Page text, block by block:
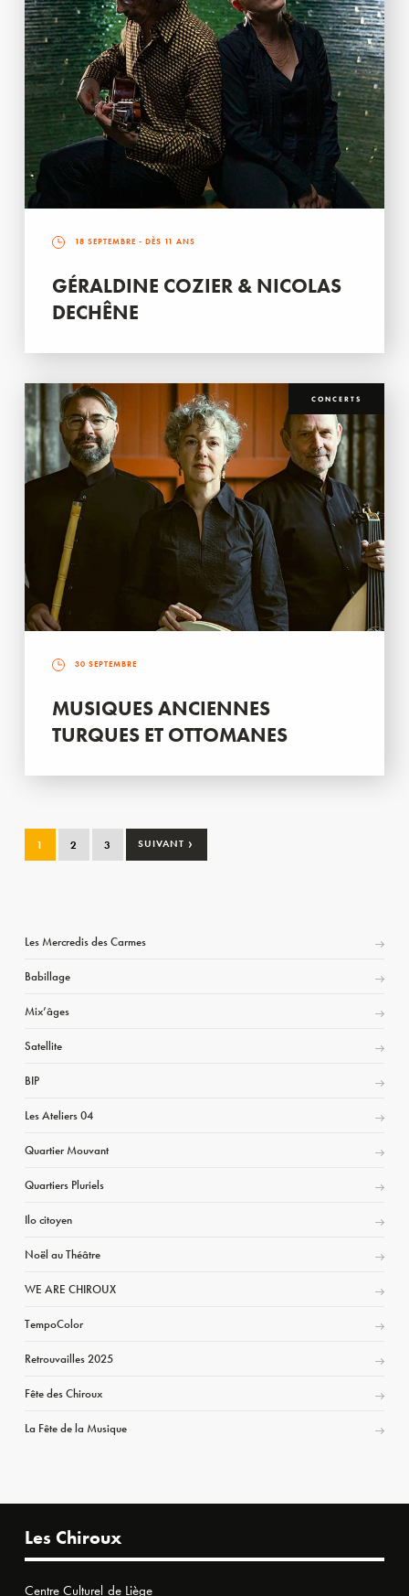
18 SEPTEMBRE - DÈS 11 ANS
GÉRALDINE COZIER & NICOLAS
DECHÊNE
CONCERTS
30 SEPTEMBRE
MUSIQUES ANCIENNES
TURQUES ET OTTOMANES
1 2 3 SUIVANT ›
Les Mercredis des Carmes
Babillage
Mix’âges
Satellite
BIP
Les Ateliers 04
Quartier Mouvant
Quartiers Pluriels
Ilo citoyen
Noël au Théâtre
WE ARE CHIROUX
TempoColor
Retrouvailles 2025
Fête des Chiroux
La Fête de la Musique
Les Chiroux
Centre Culturel de Liège